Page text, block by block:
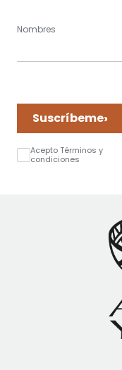
Nombres
Suscríbeme›
Acepto Términos y
condiciones